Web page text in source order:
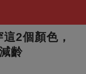
2個顏色，
齡